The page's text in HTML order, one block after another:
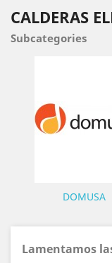
CALDERAS
Subcategories
DOMUSA
Lamentamos